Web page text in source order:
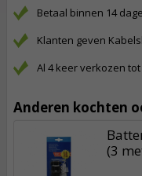
Betaal binnen 14
Klanten geven
Al 4 keer verkozen
Anderen kochten
(3